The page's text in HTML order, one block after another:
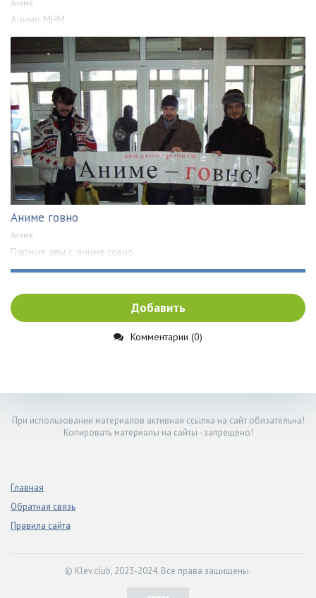
Аниме
Аниме МНМ
Аниме говно
Аниме
Парные авы с аниме говно
Добавить
Комментарии (0)
При использовании материалов активная ссылка на сайт обязательна!
Копировать материалы на сайты - запрещено!
Главная
Обратная связь
Правила сайта
© Klev.club, 2023-2024. Все права защищены.